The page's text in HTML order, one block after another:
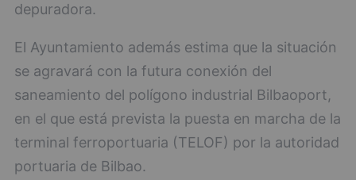
depuradora.
El Ayuntamiento además estima que la situación
se agravará con la futura conexión del
saneamiento del polígono industrial Bilbaoport,
en el que está prevista la puesta en marcha de la
terminal ferroportuaria (TELOF) por la autoridad
portuaria de Bilbao.